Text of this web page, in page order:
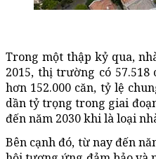
Trong một thập kỷ qua,
2015, thị trường có
hơn 152.000 căn, tỷ lệ
dần tỷ trọng trong giai
đến năm 2030 khi là loại
Bên cạnh đó, từ nay đến